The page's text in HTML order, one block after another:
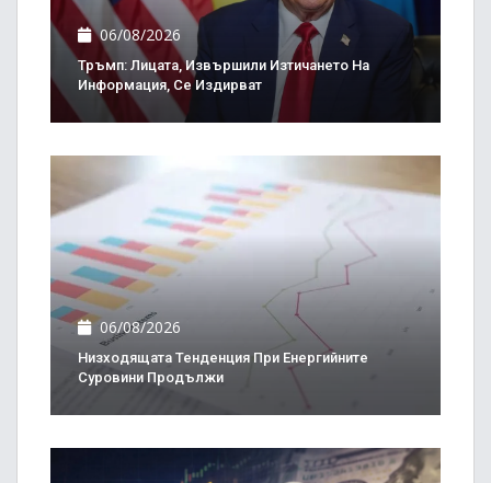
06/08/2026
Тръмп: Лицата, Извършили Изтичането На
Информация, Се Издирват
06/08/2026
Низходящата Тенденция При Енергийните
Суровини Продължи